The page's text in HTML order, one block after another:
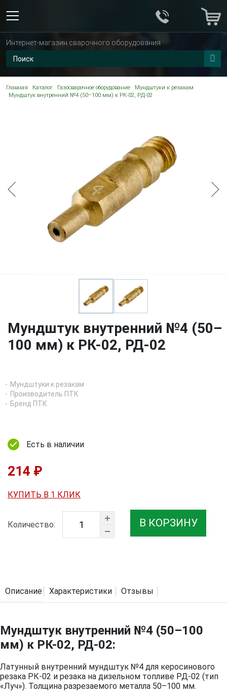
Интернет-магазин сварочного оборудования
Главная Каталог Газосварочное оборудование
Мундштуки к резакам
Мундштук внутренний №4 (50–100 мм) к РК-02, РД-02
Мундштук внутренний №4 (50–
100 мм) к РК-02, РД-02
Мундштуки к резакам
Производитель ПТК
Бренд ПТК
Есть в наличии
214 ₽
КУПИТЬ В 1 КЛИК
Количество: В КОРЗИНУ
Описание Характеристики Отзывы
Мундштук внутренний №4 (50–100
мм) к РК-02, РД-02:
Латунный внутренний мундштук №4 для керосинового
резака РК-02 и резака на дизельном топливе РД-02 (тип
«Луч»). Толщина разрезаемого металла 50–100 мм.